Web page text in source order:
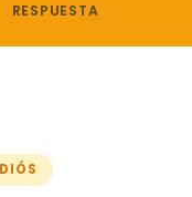
RESPUESTA